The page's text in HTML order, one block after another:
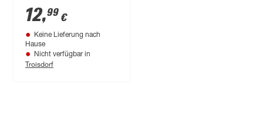
100 cm
12,99 €
Keine Lieferung nach
Hause
Nicht verfügbar in
Troisdorf